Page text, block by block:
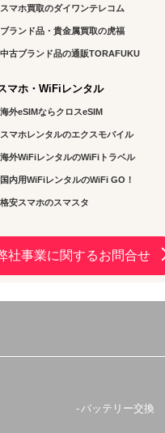
スマホ買取のダイワンテレコム
ブランド品・貴金属買取の虎福
中古ブランド品の通販TORAFUKU
マホ・WiFiレンタル
海外eSIMならクロスeSIM
スマホレンタルのエクスモバイル
海外WiFiレンタルのWiFiトラベル
国内用WiFiレンタルのWiFi GO！
格安スマホのスマスタ
社事業に関するお問合せ
バッテリー交換